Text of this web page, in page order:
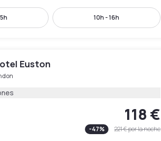
10h - 16h
Euston
118 €
-47% 221 €por la noche